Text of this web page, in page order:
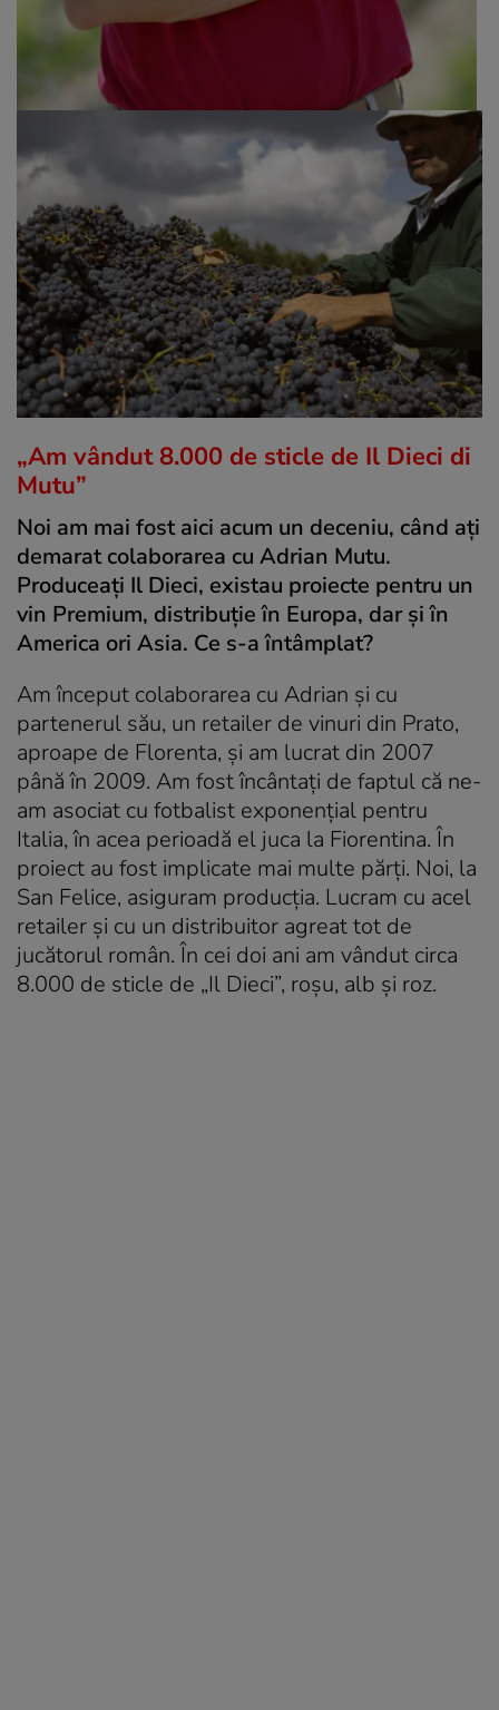
„Am vândut 8.000 de sticle de Il Dieci di
Mutu”
Noi am mai fost aici acum un deceniu, când aţi
demarat colaborarea cu Adrian Mutu.
Produceaţi Il Dieci, existau proiecte pentru un
vin Premium, distribuţie în Europa, dar şi în
America ori Asia. Ce s-a întâmplat?
Am început colaborarea cu Adrian şi cu
partenerul său, un retailer de vinuri din Prato,
aproape de Florenta, şi am lucrat din 2007
până în 2009. Am fost încântaţi de faptul că ne-
am asociat cu fotbalist exponenţial pentru
Italia, în acea perioadă el juca la Fiorentina. În
proiect au fost implicate mai multe părţi. Noi, la
San Felice, asiguram producţia. Lucram cu acel
retailer şi cu un distribuitor agreat tot de
jucătorul român. În cei doi ani am vândut circa
8.000 de sticle de „Il Dieci”, roşu, alb şi roz.